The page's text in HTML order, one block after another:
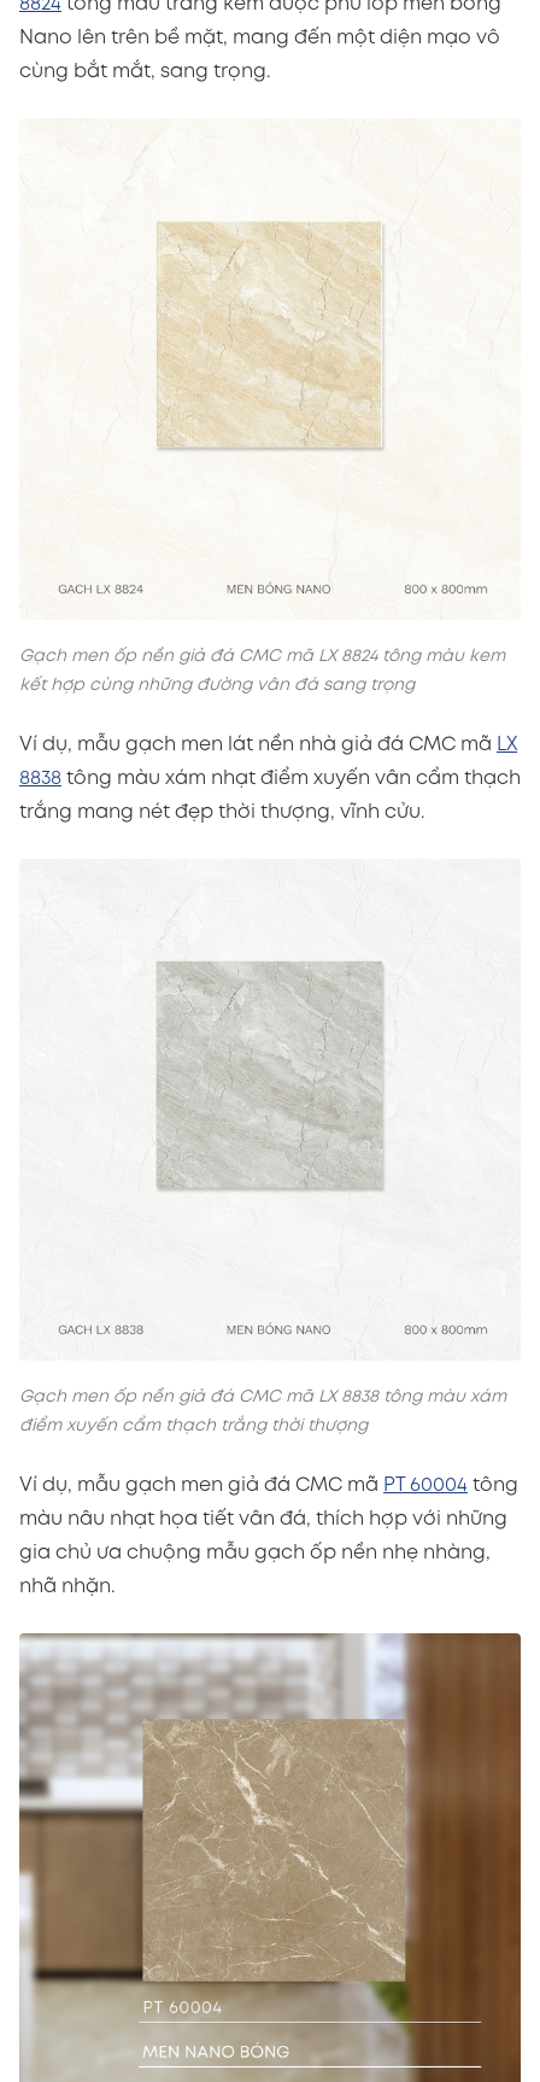
8824 tông màu trắng kem được phủ lớp men bóng
Nano lên trên bề mặt, mang đến một diện mạo vô
cùng bắt mắt, sang trọng.
Gạch men ốp nền giả đá CMC mã LX 8824 tông màu kem
kết hợp cùng những đường vân đá sang trọng
Ví dụ, mẫu gạch men lát nền nhà giả đá CMC mã LX
8838 tông màu xám nhạt điểm xuyến vân cẩm thạch
trắng mang nét đẹp thời thượng, vĩnh cửu.
Gạch men ốp nền giả đá CMC mã LX 8838 tông màu xám
điểm xuyến cẩm thạch trắng thời thượng
Ví dụ, mẫu gạch men giả đá CMC mã PT 60004 tông
màu nâu nhạt họa tiết vân đá, thích hợp với những
gia chủ ưa chuộng mẫu gạch ốp nền nhẹ nhàng,
nhã nhặn.